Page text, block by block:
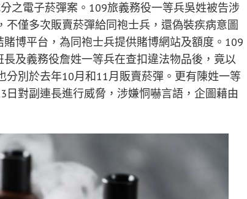
之電子菸彈案。109旅義務役一等兵吳姓被告涉
僅多次販賣菸彈給同袍士兵，還偽裝疾病意圖
博平台，為同袍士兵提供賭博網站及額度。109
及義務役詹姓一等兵在查扣違法物品後，竟以
別於去年10月和11月販賣菸彈。更有陳姓一等
對副連長進行威脅，涉嫌恫嚇言語，企圖藉由